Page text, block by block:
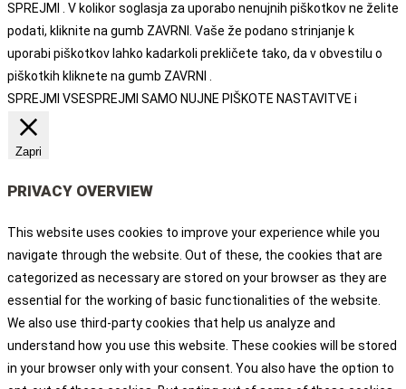
SPREJMI . V kolikor soglasja za uporabo nenujnih piškotkov ne želite
podati, kliknite na gumb ZAVRNI. Vaše že podano strinjanje k
uporabi piškotkov lahko kadarkoli prekličete tako, da v obvestilu o
piškotkih kliknete na gumb ZAVRNI .
SPREJMI VSESPREJMI SAMO NUJNE PIŠKOTE NASTAVITVE i
Zapri
PRIVACY OVERVIEW
This website uses cookies to improve your experience while you
navigate through the website. Out of these, the cookies that are
categorized as necessary are stored on your browser as they are
essential for the working of basic functionalities of the website.
We also use third-party cookies that help us analyze and
understand how you use this website. These cookies will be stored
in your browser only with your consent. You also have the option to